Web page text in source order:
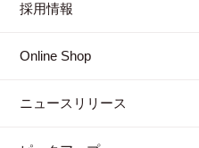
採用情報
Online Shop
ニュースリリース